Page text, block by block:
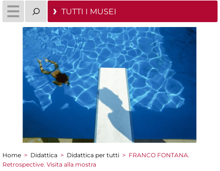
TUTTI I MUSEI
Tu sei qui
Home > Didattica > Didattica per tutti > FRANCO FONTANA.
Retrospective. Visita alla mostra